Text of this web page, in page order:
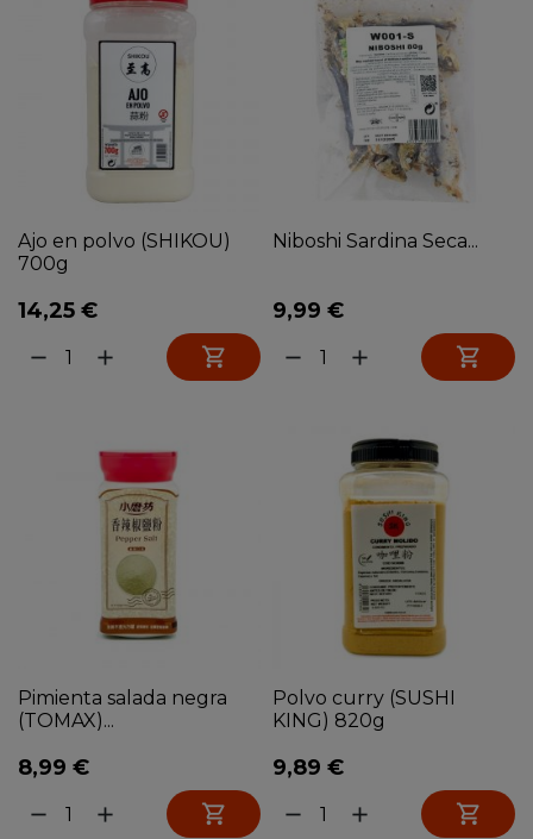
Ajo en polvo (SHIKOU)
700g
14,25 €
remove add 
Niboshi Sardina Seca...
9,99 €
remove add 
Pimienta salada negra
(TOMAX)...
8,99 €
remove add 
Polvo curry (SUSHI
KING) 820g
9,89 €
remove add 